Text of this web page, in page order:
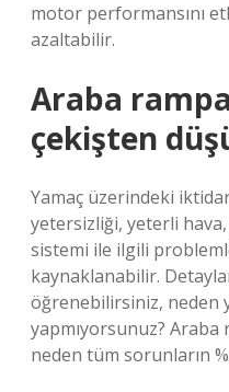
motor performansını
azaltabilir.
Araba
çekişten
Yamaç üzerindeki
yetersizliği, yeterli hava,
sistemi ile ilgili
kaynaklanabilir.
öğrenebilirsiniz, neden
yapmıyorsunuz? Araba
neden tüm sorunların